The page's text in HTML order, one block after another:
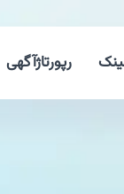
رپورتاژآگهی